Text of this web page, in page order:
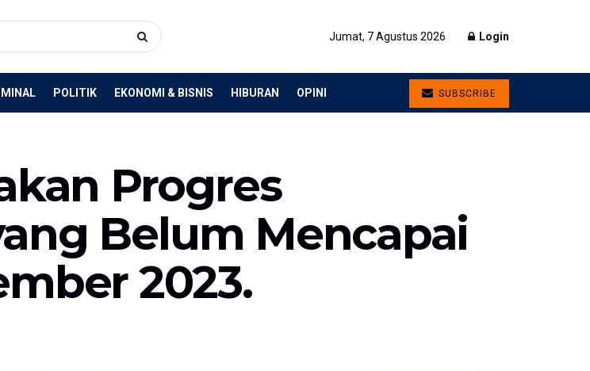
Jumat, 7 Agustus 2026 Login
POLITIK EKONOMI & BISNIS HIBURAN OPINI SUBSCRIBE
Progres
Belum Mencapai
2023.